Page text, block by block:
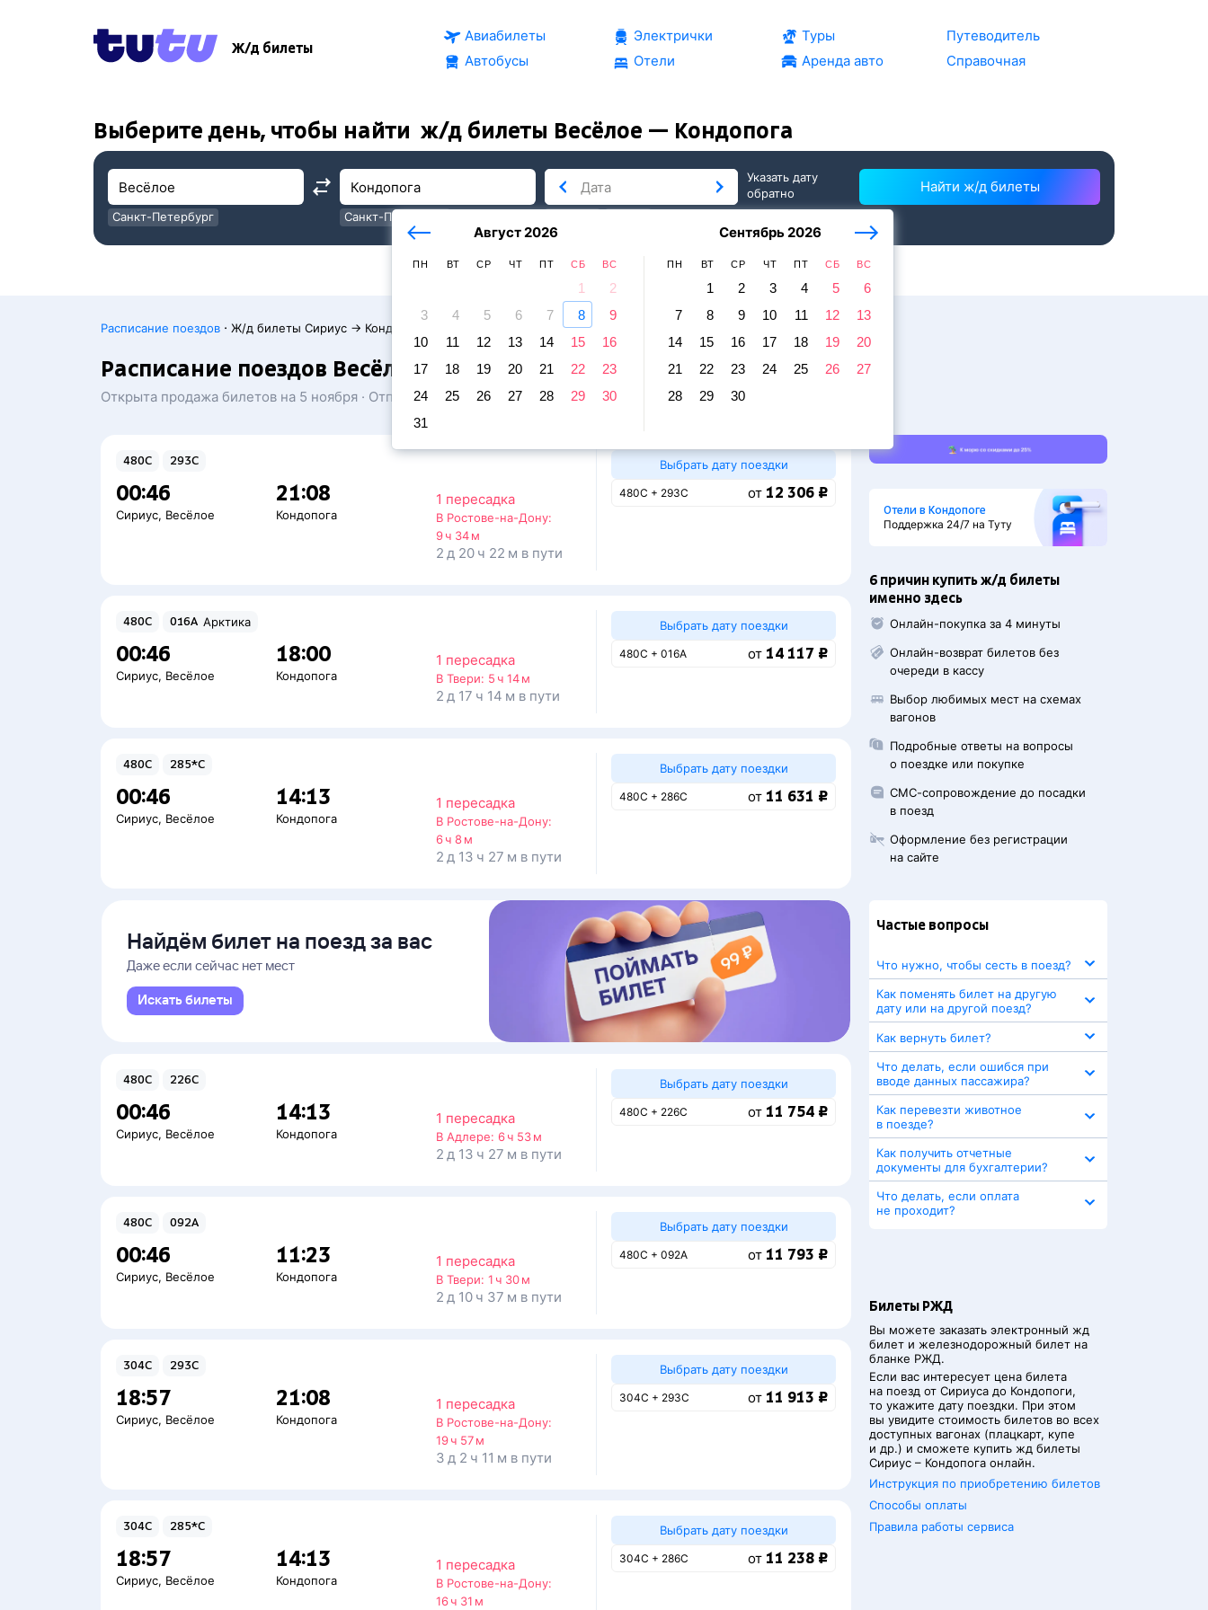
Ж/д билеты
Авиабилеты
Автобусы
Электрички
Отели
Туры
Аренда авто
Путеводитель
Справочная
Выберите день, чтобы найти ж/д билеты Весёлое — Кондопога
Санкт-Петербург
Санкт-Петербург
Август 2026
ПН ВТ СР ЧТ ПТ СБ ВС
1
2
3
4 5 6 7 8
9
10
11 12 13 14 15
16
17
18 19 20 21 22
23
24
25 26 27 28 29
30
31
Сентябрь 2026
ПН ВТ СР ЧТ ПТ СБ ВС
1 2 3 4 5
6
7
8 9 10 11 12
13
14
15 16 17 18 19
20
21
22 23 24 25 26
27
28
29 30
послезавтра
Указать дату
обратно
Найти ж/д билеты
Расписание поездов · Ж/д билеты Сириус → Кондопога
Расписание поездов Весёлое — Кондопога
Открыта продажа билетов на 5 ноября · Отправление и прибытие по местному времени. Цены за 1 пассажира
480С 293С
00:46
Сириус, Весёлое
21:08
Кондопога
1 пересадка
В Ростове-на-Дону:
9 ч 34 м
2 д 20 ч 22 м в пути
Выбрать дату поездки
480С + 293С от 12 306 ₽
480С 016А Арктика
00:46
Сириус, Весёлое
18:00
Кондопога
1 пересадка
В Твери: 5 ч 14 м
2 д 17 ч 14 м в пути
Выбрать дату поездки
480С + 016А от 14 117 ₽
480С 285*С
00:46
Сириус, Весёлое
14:13
Кондопога
1 пересадка
В Ростове-на-Дону:
6 ч 8 м
2 д 13 ч 27 м в пути
Выбрать дату поездки
480С + 286С от 11 631 ₽
Найдём билет на поезд за вас
Даже если сейчас нет мест
Искать билеты
480С 226С
00:46
Сириус, Весёлое
14:13
Кондопога
1 пересадка
В Адлере: 6 ч 53 м
2 д 13 ч 27 м в пути
Выбрать дату поездки
480С + 226С от 11 754 ₽
480С 092А
00:46
Сириус, Весёлое
11:23
Кондопога
1 пересадка
В Твери: 1 ч 30 м
2 д 10 ч 37 м в пути
Выбрать дату поездки
480С + 092А от 11 793 ₽
304С 293С
18:57
Сириус, Весёлое
21:08
Кондопога
1 пересадка
В Ростове-на-Дону:
19 ч 57 м
3 д 2 ч 11 м в пути
Выбрать дату поездки
304С + 293С от 11 913 ₽
304С 285*С
18:57
Сириус, Весёлое
14:13
Кондопога
1 пересадка
В Ростове-на-Дону:
16 ч 31 м
Выбрать дату поездки
304С + 286С от 11 238 ₽
Отели в Кондопоге
Поддержка 24/7 на Туту
6 причин купить ж/д билеты
именно здесь
Онлайн-покупка за 4 минуты
Онлайн-возврат билетов без
очереди в кассу
Выбор любимых мест на схемах
вагонов
Подробные ответы на вопросы
о поездке или покупке
СМС-сопровождение до посадки
в поезд
Оформление без регистрации
на сайте
Частые вопросы
Что нужно, чтобы сесть в поезд?
Как поменять билет на другую
дату или на другой поезд?
Как вернуть билет?
Что делать, если ошибся при
вводе данных пассажира?
Как перевезти животное
в поезде?
Как получить отчетные
документы для бухгалтерии?
Что делать, если оплата
не проходит?
Билеты РЖД
Вы можете заказать электронный жд
билет и железнодорожный билет на
бланке РЖД.
Если вас интересует цена билета
на поезд от Сириуса до Кондопоги,
то укажите дату поездки. При этом
вы увидите стоимость билетов во всех
доступных вагонах (плацкарт, купе
и др.) и сможете купить жд билеты
Сириус – Кондопога онлайн.
Инструкция по приобретению билетов
Способы оплаты
Правила работы сервиса